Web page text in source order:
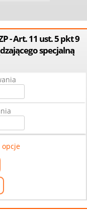
- Art. 11 ust. 5 pkt 9
specjalną
opcje